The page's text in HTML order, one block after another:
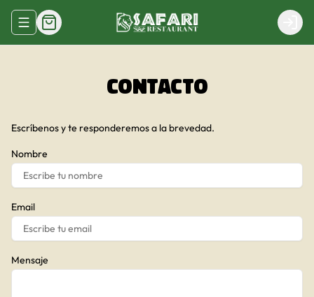
Abrir menu de navegación Login
Contacto
Escríbenos y te responderemos a la brevedad.
Nombre
Email
Mensaje